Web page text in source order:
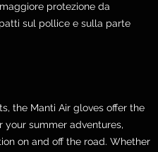
protezione da
sul pollice e sulla parte
the Manti Air gloves offer the
summer adventures,
on and off the road. Whether